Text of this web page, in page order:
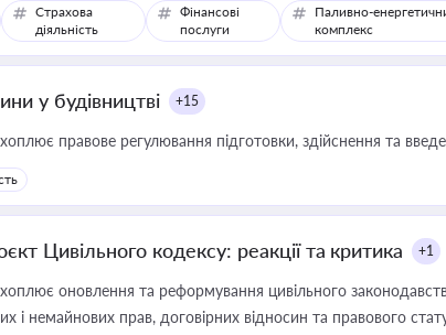
Страхова
діяльність
Фінансові
послуги
Паливно-
комплекс
у будівництві +15
правове регулювання підготовки, здійснення та
Цивільного кодексу: реакції та критика +1
оновлення та реформування цивільного
і немайнових прав, договірних відносин та правового